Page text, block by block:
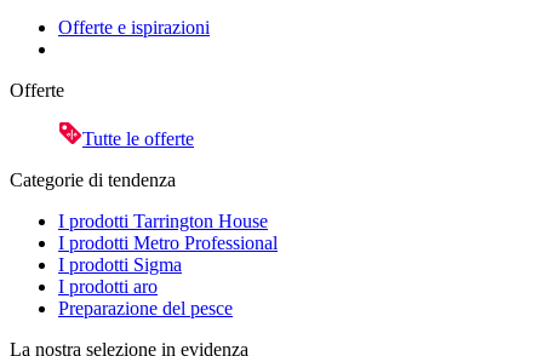
Offerte e ispirazioni
Offerte
Tutte le offerte
Categorie di tendenza
I prodotti Tarrington House
I prodotti Metro Professional
I prodotti Sigma
I prodotti aro
Preparazione del pesce
La nostra selezione in evidenza